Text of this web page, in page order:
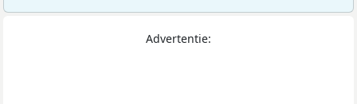
Advertentie: